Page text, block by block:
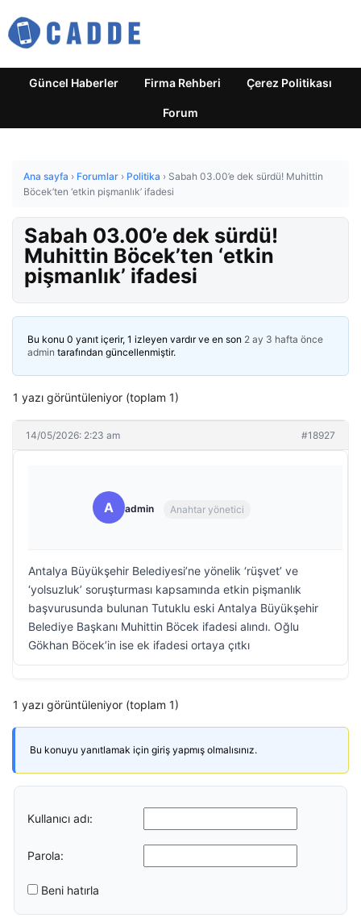
Güncel Haberler Firma Rehberi Çerez Politikası
Forum
Ana sayfa › Forumlar › Politika › Sabah 03.00’e dek sürdü! Muhittin
Böcek’ten ‘etkin pişmanlık’ ifadesi
Sabah 03.00’e dek sürdü!
Muhittin Böcek’ten ‘etkin
pişmanlık’ ifadesi
Bu konu 0 yanıt içerir, 1 izleyen vardır ve en son 2 ay 3 hafta önce
admin tarafından güncellenmiştir.
1 yazı görüntüleniyor (toplam 1)
14/05/2026: 2:23 am #18927
A admin Anahtar yönetici
Antalya Büyükşehir Belediyesi’ne yönelik ‘rüşvet’ ve
‘yolsuzluk’ soruşturması kapsamında etkin pişmanlık
başvurusunda bulunan Tutuklu eski Antalya Büyükşehir
Belediye Başkanı Muhittin Böcek ifadesi alındı. Oğlu
Gökhan Böcek’in ise ek ifadesi ortaya çıtkı
1 yazı görüntüleniyor (toplam 1)
Bu konuyu yanıtlamak için giriş yapmış olmalısınız.
Kullanıcı adı:
Parola:
Beni hatırla